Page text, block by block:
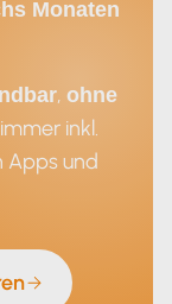
Monaten
, ohne
inkl.
Apps und